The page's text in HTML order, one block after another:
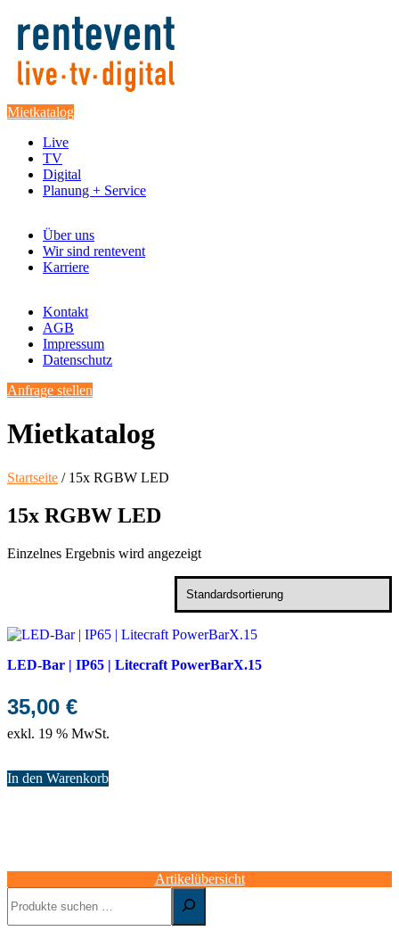
Mietkatalog
Live
TV
Digital
Planung + Service
Über uns
Wir sind rentevent
Karriere
Kontakt
AGB
Impressum
Datenschutz
Anfrage stellen
Mietkatalog
Startseite / 15x RGBW LED
15x RGBW LED
Einzelnes Ergebnis wird angezeigt
LED-Bar | IP65 | Litecraft PowerBarX.15
35,00 €
exkl. 19 % MwSt.
In den Warenkorb
Artikelübersicht